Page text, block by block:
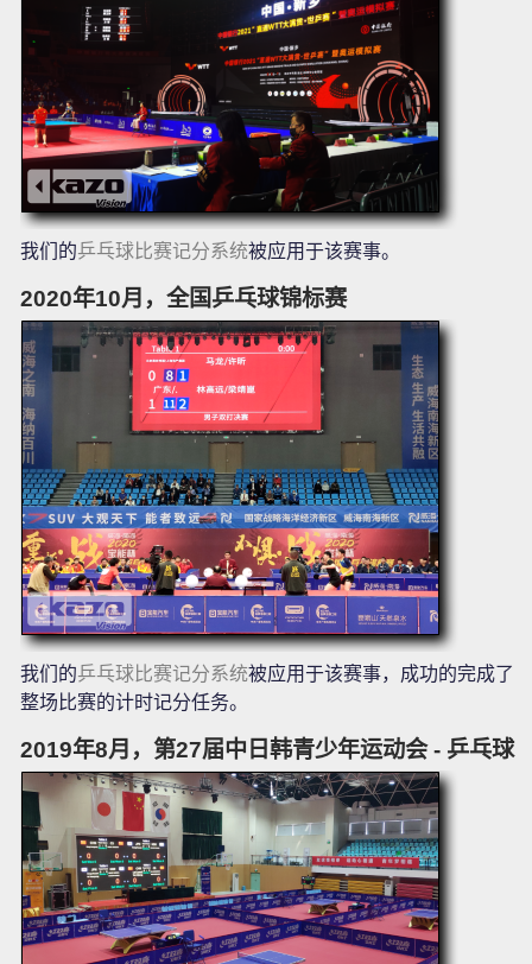
我们的乒乓球比赛记分系统被应用于该赛事。
2020年10月，全国乒乓球锦标赛
我们的乒乓球比赛记分系统被应用于该赛事，成功的完成了
整场比赛的计时记分任务。
2019年8月，第27届中日韩青少年运动会 - 乒乓球